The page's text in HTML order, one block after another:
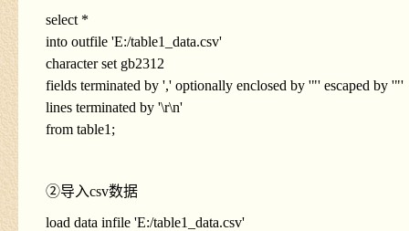
select *
into outfile 'E:/table1_data.csv'
character set gb2312
fields terminated by ',' optionally enclosed by '"' escaped by '"'
lines terminated by '\r\n'
from table1;
②导入csv数据
load data infile 'E:/table1_data.csv'